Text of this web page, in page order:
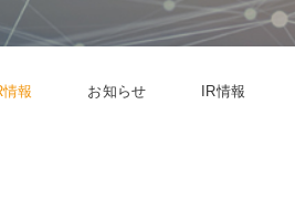
情報 お知らせ IR情報